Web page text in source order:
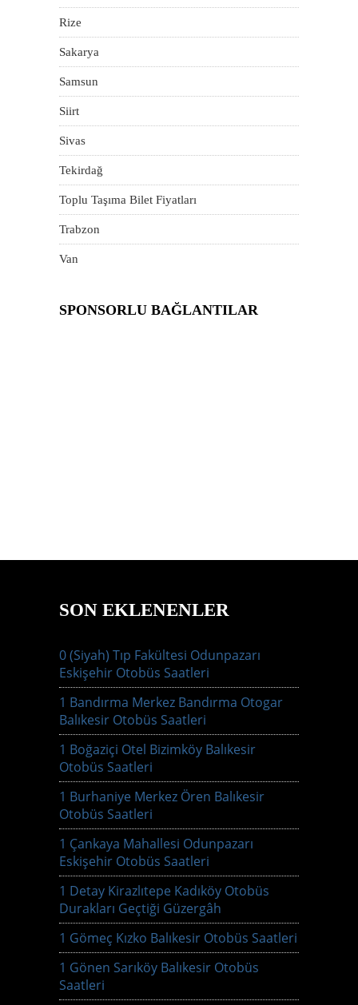
Rize
Sakarya
Samsun
Siirt
Sivas
Tekirdağ
Toplu Taşıma Bilet Fiyatları
Trabzon
Van
SPONSORLU BAĞLANTILAR
SON EKLENENLER
0 (Siyah) Tıp Fakültesi Odunpazarı
Eskişehir Otobüs Saatleri
1 Bandırma Merkez Bandırma Otogar
Balıkesir Otobüs Saatleri
1 Boğaziçi Otel Bizimköy Balıkesir
Otobüs Saatleri
1 Burhaniye Merkez Ören Balıkesir
Otobüs Saatleri
1 Çankaya Mahallesi Odunpazarı
Eskişehir Otobüs Saatleri
1 Detay Kirazlıtepe Kadıköy Otobüs
Durakları Geçtiği Güzergâh
1 Gömeç Kızko Balıkesir Otobüs Saatleri
1 Gönen Sarıköy Balıkesir Otobüs
Saatleri